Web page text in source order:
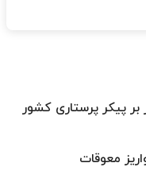
پیکر پرستاری کشور
معوقات